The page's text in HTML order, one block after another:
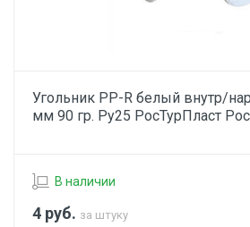
Угольник PP-R белый внутр/
мм 90 гр. Ру25 РосТурПласт
В наличии
4 руб. за штуку